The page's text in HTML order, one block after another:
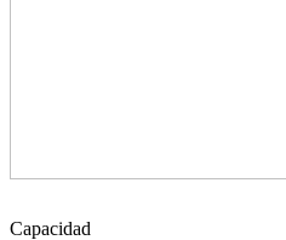
Capacidad